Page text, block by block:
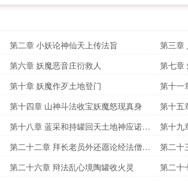
第二章 小妖论神仙天上传法旨
第三章
第六章 妖魔恶音庄衍救人
第七章
第十章 妖魔作歹土地登门
第十一
第十四章 山神斗法收宝妖魔怒现真身
第十五
鸟
第十八章 蓝采和持罐回天土地神应诺表
功
第十九
第二十二章 拜长老员外还愿论经法僧寺
遭劫
第二十
第二十六章 辩法乱心境陶罐收火灵
第二十